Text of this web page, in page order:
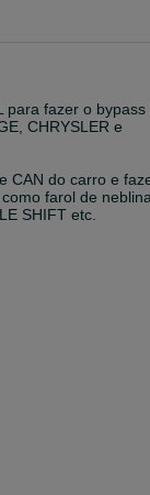
para fazer o bypass
CHRYSLER e
CAN do carro e
farol de
SHIFT etc.
não originais da
J2534 VCI